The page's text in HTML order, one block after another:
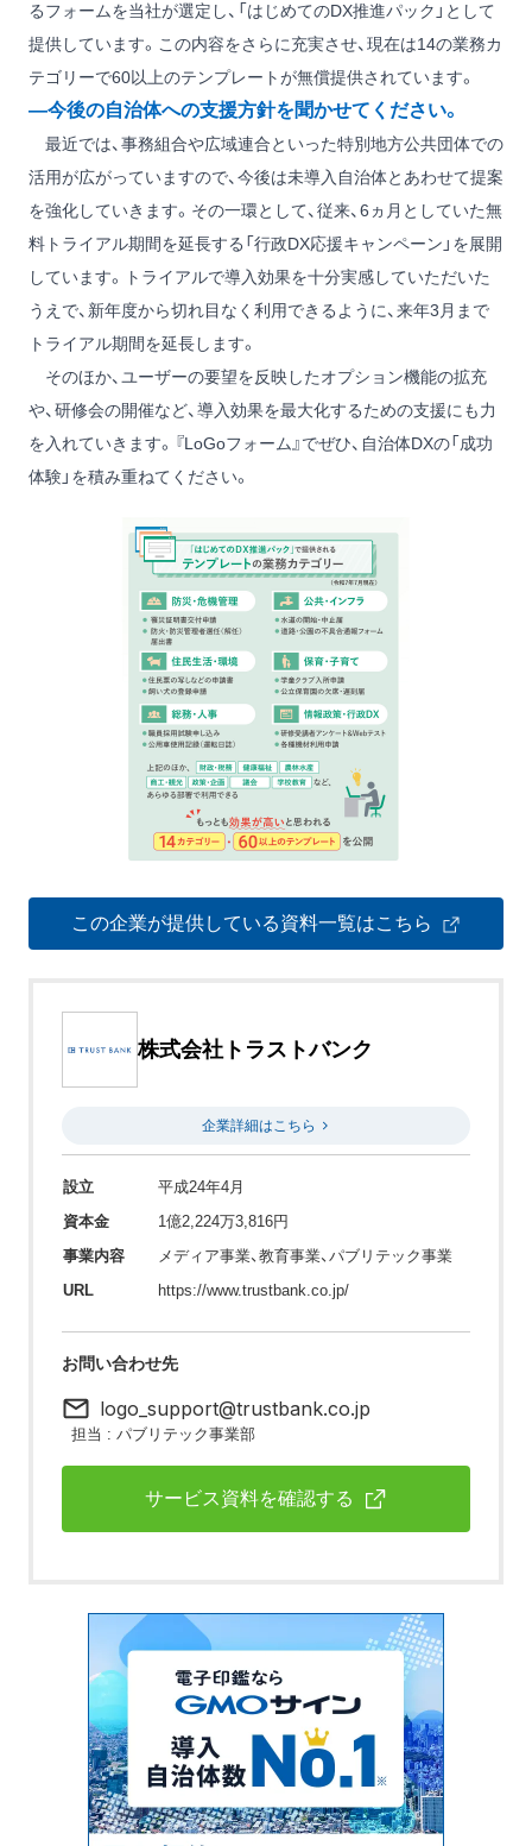
るフォームを当社が選定し、「はじめてのDX推進パック」として
提供しています。この内容をさらに充実させ、現在は14の業務カ
テゴリーで60以上のテンプレートが無償提供されています。
―今後の自治体への支援方針を聞かせてください。
最近では、事務組合や広域連合といった特別地方公共団体での
活用が広がっていますので、今後は未導入自治体とあわせて提案
を強化していきます。その一環として、従来、6ヵ月としていた無
料トライアル期間を延長する「行政DX応援キャンペーン」を展開
しています。トライアルで導入効果を十分実感していただいた
うえで、新年度から切れ目なく利用できるように、来年3月まで
トライアル期間を延長します。
そのほか、ユーザーの要望を反映したオプション機能の拡充
や、研修会の開催など、導入効果を最大化するための支援にも力
を入れていきます。『LoGoフォーム』でぜひ、自治体DXの「成功
体験」を積み重ねてください。
この企業が提供している資料一覧はこちら
株式会社トラストバンク
企業詳細はこちら
設立
平成24年4月
資本金
1億2,224万3,816円
事業内容
メディア事業、教育事業、パブリテック事業
URL
https://www.trustbank.co.jp/
お問い合わせ先
logo_support@trustbank.co.jp
担当 : パブリテック事業部
サービス資料を確認する